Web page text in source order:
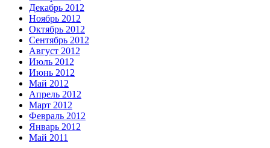
Декабрь 2012
Ноябрь 2012
Октябрь 2012
Сентябрь 2012
Август 2012
Июль 2012
Июнь 2012
Май 2012
Апрель 2012
Март 2012
Февраль 2012
Январь 2012
Май 2011